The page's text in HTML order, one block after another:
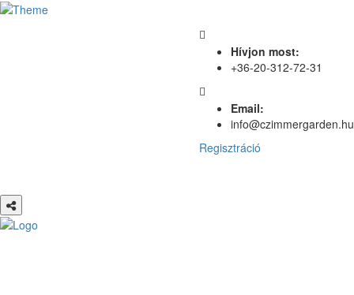
Hívjon most:
+36-20-312-72-31
Email:
info@czimmergarden.hu
Regisztráció